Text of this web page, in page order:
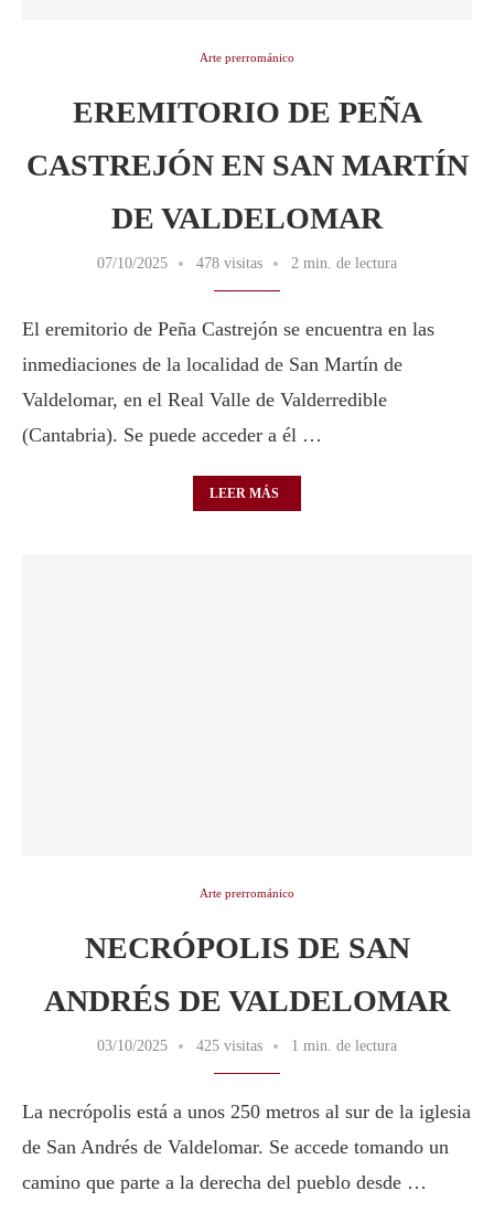
Arte prerrománico
EREMITORIO DE PEÑA
CASTREJÓN EN SAN MARTÍN
DE VALDELOMAR
07/10/2025 478 visitas 2 min. de lectura
El eremitorio de Peña Castrejón se encuentra en las
inmediaciones de la localidad de San Martín de
Valdelomar, en el Real Valle de Valderredible
(Cantabria). Se puede acceder a él …
LEER MÁS
Arte prerrománico
NECRÓPOLIS DE SAN
ANDRÉS DE VALDELOMAR
03/10/2025 425 visitas 1 min. de lectura
La necrópolis está a unos 250 metros al sur de la iglesia
de San Andrés de Valdelomar. Se accede tomando un
camino que parte a la derecha del pueblo desde …